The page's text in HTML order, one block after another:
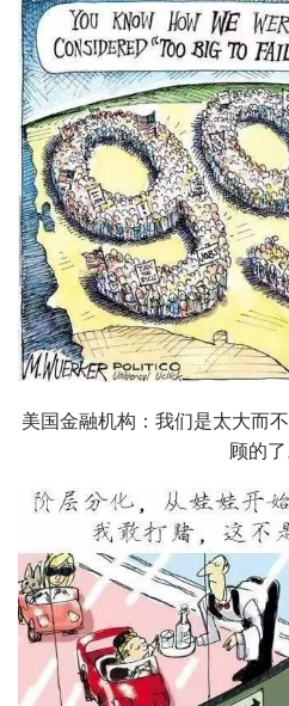
美国金融机构：我们是太大而
顾的了